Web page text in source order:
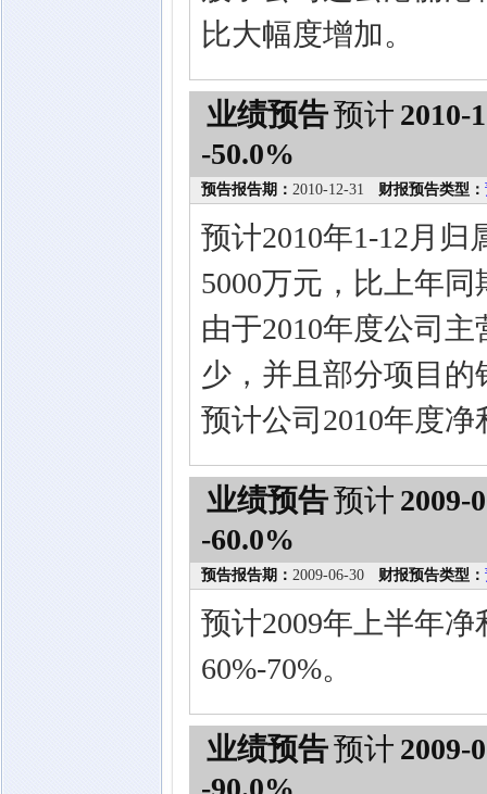
比大幅度增加。
业绩预告预计 2010-
-50.0%
预告报告期： 2010-12-31 财报预告类型：
预计2010年1-12月
5000万元，比上年
由于2010年度公司
少，并且部分项目
预计公司2010年度
业绩预告预计 2009-
-60.0%
预告报告期： 2009-06-30 财报预告类型：
预计2009年上半年净
60%-70%。
业绩预告预计 2009-